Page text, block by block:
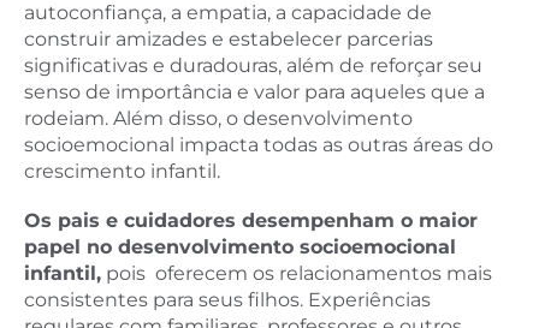
autoconfiança, a empatia, a capacidade de
construir amizades e estabelecer parcerias
significativas e duradouras, além de reforçar seu
senso de importância e valor para aqueles que a
rodeiam. Além disso, o desenvolvimento
socioemocional impacta todas as outras áreas do
crescimento infantil.
Os pais e cuidadores desempenham o maior
papel no desenvolvimento socioemocional
infantil, pois oferecem os relacionamentos mais
consistentes para seus filhos. Experiências